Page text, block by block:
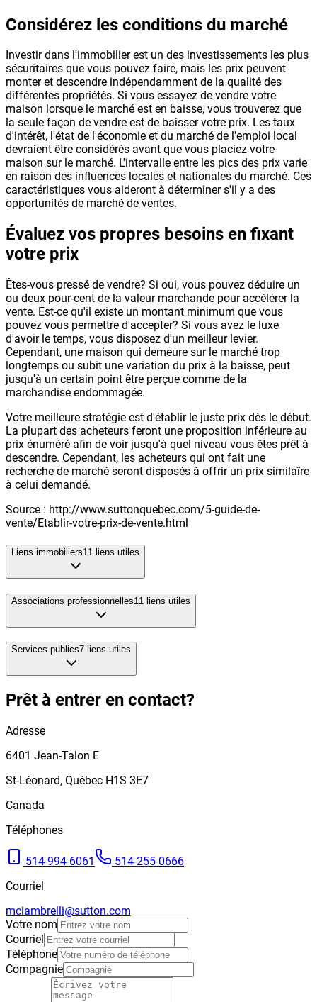
Considérez les conditions du marché
Investir dans l'immobilier est un des investissements les plus
sécuritaires que vous pouvez faire, mais les prix peuvent
monter et descendre indépendamment de la qualité des
différentes propriétés. Si vous essayez de vendre votre
maison lorsque le marché est en baisse, vous trouverez que
la seule façon de vendre est de baisser votre prix. Les taux
d'intérêt, l'état de l'économie et du marché de l'emploi local
devraient être considérés avant que vous placiez votre
maison sur le marché. L'intervalle entre les pics des prix varie
en raison des influences locales et nationales du marché. Ces
caractéristiques vous aideront à déterminer s'il y a des
opportunités de marché de ventes.
Évaluez vos propres besoins en fixant
votre prix
Êtes-vous pressé de vendre? Si oui, vous pouvez déduire un
ou deux pour-cent de la valeur marchande pour accélérer la
vente. Est-ce qu'il existe un montant minimum que vous
pouvez vous permettre d'accepter? Si vous avez le luxe
d'avoir le temps, vous disposez d'un meilleur levier.
Cependant, une maison qui demeure sur le marché trop
longtemps ou subit une variation du prix à la baisse, peut
jusqu'à un certain point être perçue comme de la
marchandise endommagée.
Votre meilleure stratégie est d'établir le juste prix dès le début.
La plupart des acheteurs feront une proposition inférieure au
prix énuméré afin de voir jusqu'à quel niveau vous êtes prêt à
descendre. Cependant, les acheteurs qui ont fait une
recherche de marché seront disposés à offrir un prix similaîre
à celui demandé.
Source : http://www.suttonquebec.com/5-guide-de-
vente/Etablir-votre-prix-de-vente.html
Liens immobiliers11 liens utiles
Associations professionnelles11 liens utiles
Services publics7 liens utiles
Prêt à entrer en contact?
Adresse
6401 Jean-Talon E
St-Léonard, Québec H1S 3E7
Canada
Téléphones
514-994-6061
514-255-0666
Courriel
mciambrelli@sutton.com
Votre nom
Courriel
Téléphone
Compagnie